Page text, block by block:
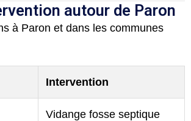
autour de Paron
à Paron et dans les communes
Intervention
Vidange fosse septique